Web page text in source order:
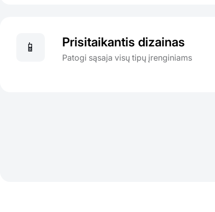
📱 Prisitaikantis dizainas
Patogi sąsaja visų tipų įrenginiams